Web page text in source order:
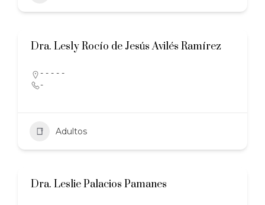
Dra. Lesly Rocío de Jesús Avilés Ramírez
- - - - -
-
Adultos
Dra. Leslie Palacios Pamanes